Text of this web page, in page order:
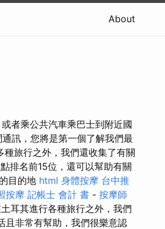
About
者乘公共汽車乘巴士到附近國
訊，您將是第一個了解我們最
種旅行之外，我們還收集了有關
排名前15位，還可以幫助有關
目的地 html 身體按摩 台中推
按摩 記帳士 會計 書 - 按摩師
耳其進行各種旅行之外，我們
且非常有幫助，我們很樂意認